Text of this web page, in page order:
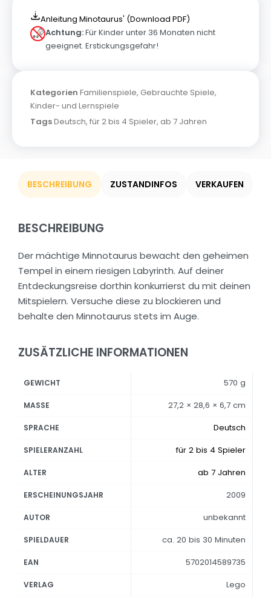
Anleitung Minotaurus' (Download PDF)
Achtung:Für Kinder unter 36 Monaten nicht
geeignet. Erstickungsgefahr!
Kategorien Familienspiele, Gebrauchte Spiele,
Kinder- und Lernspiele
TagsDeutsch, für 2 bis 4 Spieler, ab 7 Jahren
BESCHREIBUNG ZUSTANDINFOS VERKAUFEN
BESCHREIBUNG
Der mächtige Minnotaurus bewacht den geheimen
Tempel in einem riesigen Labyrinth. Auf deiner
Entdeckungsreise dorthin konkurrierst du mit deinen
Mitspielern. Versuche diese zu blockieren und
behalte den Minnotaurus stets im Auge.
ZUSÄTZLICHE INFORMATIONEN
GEWICHT 570 g
MASSE 27,2 × 28,6 × 6,7 cm
SPRACHE Deutsch
SPIELERANZAHL für 2 bis 4 Spieler
ALTER ab 7 Jahren
ERSCHEINUNGSJAHR 2009
AUTOR unbekannt
SPIELDAUER ca. 20 bis 30 Minuten
EAN 5702014589735
VERLAG Lego